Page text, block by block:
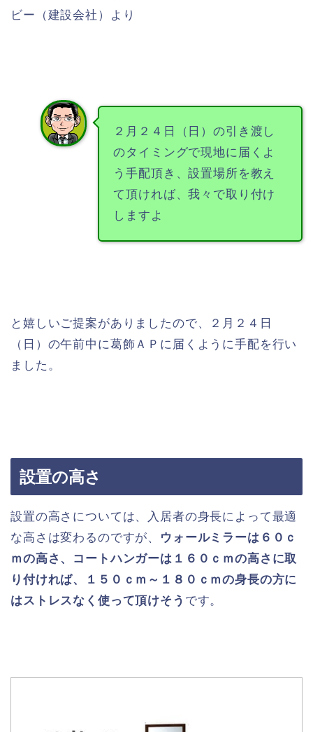
ビー（建設会社）より
２月２４日（日）の引き渡し
のタイミングで現地に届くよ
う手配頂き、設置場所を教え
て頂ければ、我々で取り付け
しますよ
と嬉しいご提案がありましたので、２月２４日
（日）の午前中に葛飾ＡＰに届くように手配を行い
ました。
設置の高さ
設置の高さについては、入居者の身長によって最適
な高さは変わるのですが、
ウォールミラーは６０ｃ
ｍの高さ、コートハンガーは１６０ｃｍの高さに取
り付ければ、１５０ｃｍ～１８０ｃｍの身長の方に
はストレスなく使って頂けそう です。